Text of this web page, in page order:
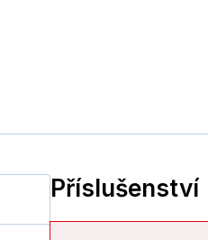
Příslušenství